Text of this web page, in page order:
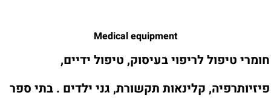
Medical equipment
טיפול לריפוי בעיסוק, טיפול ידיים,
קלינאות תקשורת, גני ילדים . בתי ספר